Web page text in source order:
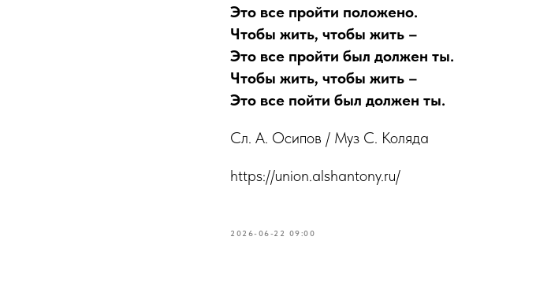
Это все пройти положено.
Чтобы жить, чтобы жить –
Это все пройти был должен ты.
Чтобы жить, чтобы жить –
Это все пойти был должен ты.
Сл. А. Осипов / Муз С. Коляда
https://union.alshantony.ru/
2026-06-22 09:00